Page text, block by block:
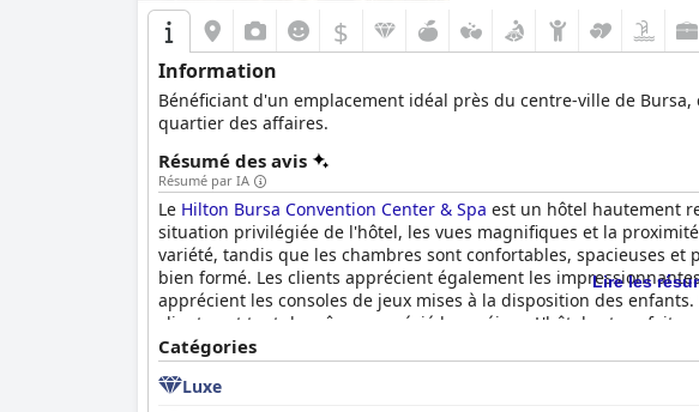
$
Information
Bénéficiant d'un emplacement idéal près du centre-ville de
quartier des affaires.
Résumé des avis
Résumé par IA
Le Hilton Bursa Convention Center & Spa est un hôtel hautement
situation privilégiée de l'hôtel, les vues magnifiques et la
variété, tandis que les chambres sont confortables, spacieuses
bien formé. Les clients apprécient également les
apprécient les consoles de jeux mises à la disposition des
clients ont tout de même apprécié leur séjour. L'hôtel est parfait
luxueux. Cependant, certains clients décrivent l'hôtel comme
Convention Center & Spaest un choix de premier ordre pour un
Lire les
Catégories
Luxe